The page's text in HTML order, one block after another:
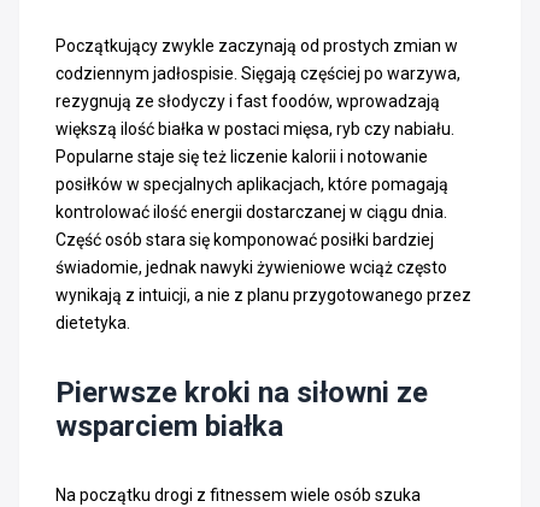
Początkujący zwykle zaczynają od prostych zmian w
codziennym jadłospisie. Sięgają częściej po warzywa,
rezygnują ze słodyczy i fast foodów, wprowadzają
większą ilość białka w postaci mięsa, ryb czy nabiału.
Popularne staje się też liczenie kalorii i notowanie
posiłków w specjalnych aplikacjach, które pomagają
kontrolować ilość energii dostarczanej w ciągu dnia.
Część osób stara się komponować posiłki bardziej
świadomie, jednak nawyki żywieniowe wciąż często
wynikają z intuicji, a nie z planu przygotowanego przez
dietetyka.
Pierwsze kroki na siłowni ze
wsparciem białka
Na początku drogi z fitnessem wiele osób szuka